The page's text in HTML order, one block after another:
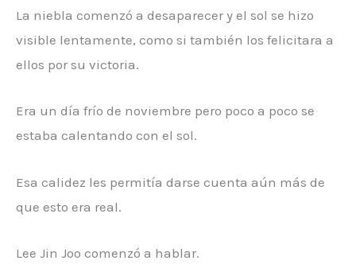
La niebla comenzó a desaparecer y el sol se hizo
visible lentamente, como si también los felicitara a
ellos por su victoria.
Era un día frío de noviembre pero poco a poco se
estaba calentando con el sol.
Esa calidez les permitía darse cuenta aún más de
que esto era real.
Lee Jin Joo comenzó a hablar.